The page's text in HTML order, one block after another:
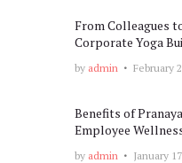
From Colleagues
Corporate Yoga
by admin February
Benefits of
Employee
by admin January